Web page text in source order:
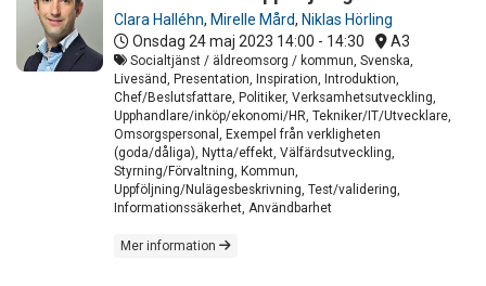
Clara Halléhn, Mirelle Mård, Niklas Hörling
Onsdag 24 maj 2023 14:00 - 14:30 A3
Socialtjänst / äldreomsorg / kommun, Svenska,
Livesänd, Presentation, Inspiration, Introduktion,
Chef/Beslutsfattare, Politiker, Verksamhetsutveckling,
Upphandlare/inköp/ekonomi/HR, Tekniker/IT/Utvecklare,
Omsorgspersonal, Exempel från verkligheten
(goda/dåliga), Nytta/effekt, Välfärdsutveckling,
Styrning/Förvaltning, Kommun,
Uppföljning/Nulägesbeskrivning, Test/validering,
Informationssäkerhet, Användbarhet
Mer information